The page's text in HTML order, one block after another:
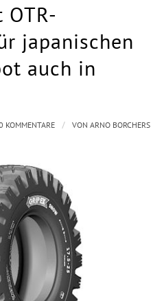
japanischen
auch in
KOMMENTARE / VONARNO BORCHERS